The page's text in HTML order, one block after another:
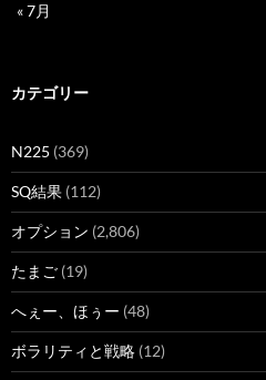
« 7月
カテゴリー
N225 (369)
SQ結果 (112)
オプション (2,806)
たまご (19)
へぇー、ほぅー (48)
ボラリティと戦略 (12)